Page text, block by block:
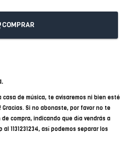
COMPRAR
.
de música, te avisaremos ni bien esté
Si no abonaste, por favor no te
compra, indicando que día vendrás a
1131231234, así podemos separar los